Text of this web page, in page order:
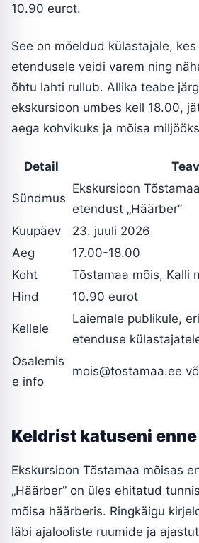
10.90 eurot.
See on mõeldud külastajale,
etendusele veidi varem ning
õhtu lahti rullub. Allika teabe
ekskursioon umbes kell 18.00,
aega kohvikuks ja mõisa
Detail
Sündmus
Ekskursioon
etendust „Häärber”
Kuupäev
23. juuli 2026
Aeg
17.00-18.00
Koht
Tõstamaa mõis, Kalli
Hind
10.90 eurot
Kellele
Laiemale publikule,
etenduse
Osalemis
e info
mois@tostamaa.ee
Keldrist katuseni
Ekskursioon Tõstamaa mõisas
„Häärber” on üles ehitatud
mõisa häärberis. Ringkäigu
läbi ajalooliste ruumide ja